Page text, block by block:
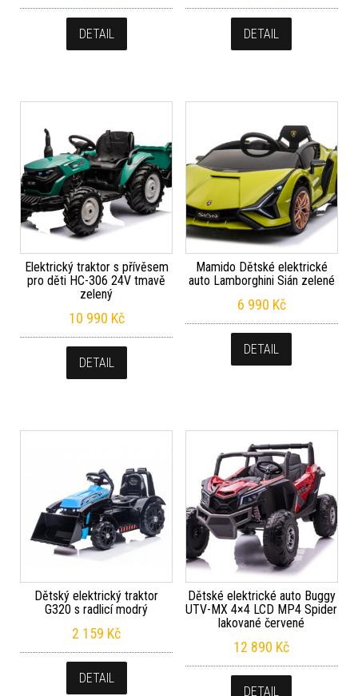
DETAIL DETAIL
Elektrický traktor s přívěsem
pro děti HC-306 24V tmavě
zelený
10 990 Kč
DETAIL
Mamido Dětské elektrické
auto Lamborghini Sián zelené
6 990 Kč
DETAIL
Dětský elektrický traktor
G320 s radlicí modrý
2 159 Kč
DETAIL
Dětské elektrické auto Buggy
UTV-MX 4×4 LCD MP4 Spider
lakované červené
12 890 Kč
DETAIL